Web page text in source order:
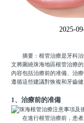
2025-
摘要：根管治療是牙科治
文將圍繞珠海地區根管治療
內容包括治療前的准備、治
遵循這些建議對恢複和牙齒健
1、治療前的准備
在進行根管治療前，患者